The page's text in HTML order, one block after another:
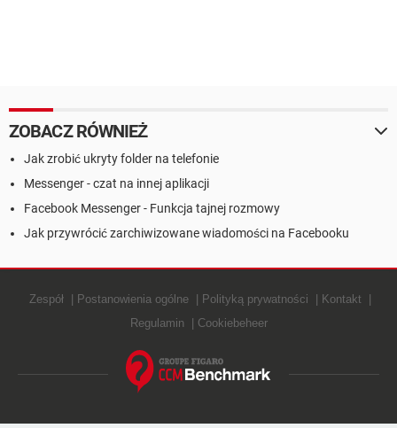
ZOBACZ RÓWNIEŻ
Jak zrobić ukryty folder na telefonie
Messenger - czat na innej aplikacji
Facebook Messenger - Funkcja tajnej rozmowy
Jak przywrócić zarchiwizowane wiadomości na Facebooku
Zespół Postanowienia ogólne Polityką prywatności
Kontakt
Regulamin
Cookiebeheer